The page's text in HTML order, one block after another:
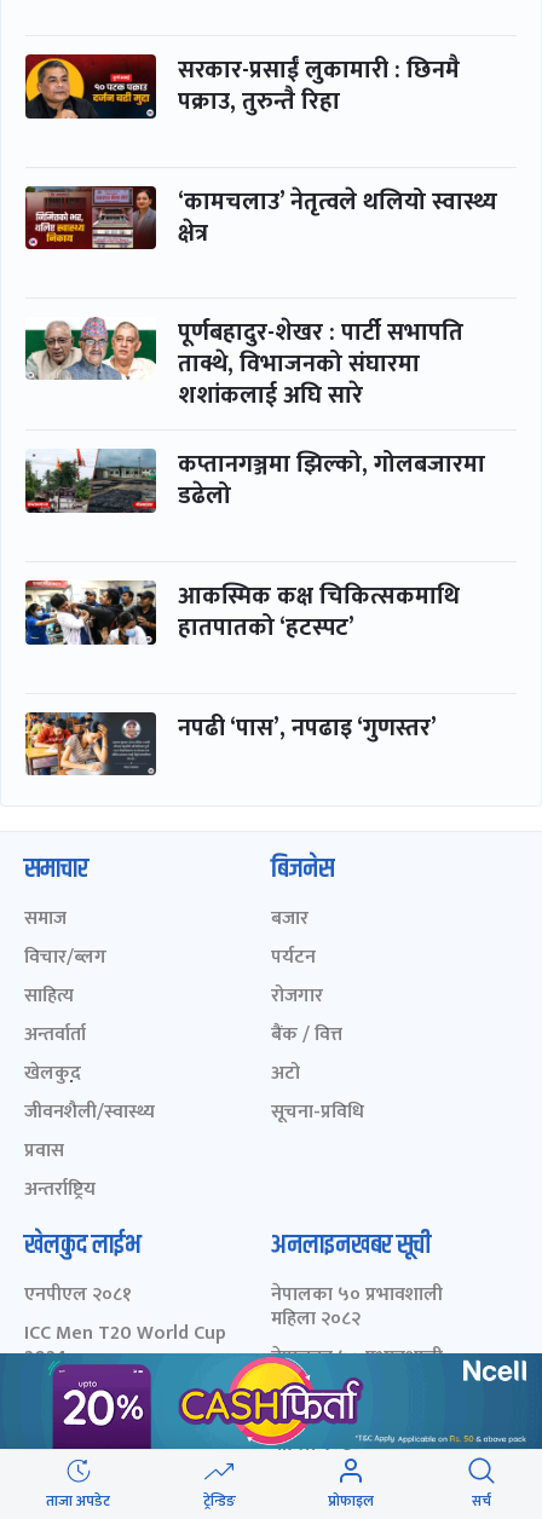
सरकार-प्रसाईं लुकामारी : छिनमै
पक्राउ, तुरुन्तै रिहा
‘कामचलाउ’ नेतृत्वले थलियो स्वास्थ्य
क्षेत्र
पूर्णबहादुर-शेखर : पार्टी सभापति
ताक्थे, विभाजनको संघारमा
शशांकलाई अघि सारे
कप्तानगञ्जमा झिल्को, गोलबजारमा
डढेलो
आकस्मिक कक्ष चिकित्सकमाथि
हातपातको ‘हटस्पट’
नपढी ‘पास’, नपढाइ ‘गुणस्तर’
ताजा अपडेट ट्रेन्डिङ प्रोफाइल सर्च
समाचार
समाज
विचार/ब्लग
साहित्य
अन्तर्वार्ता
खेलकुद़़
जीवनशैली/स्वास्थ्य
प्रवास
अन्तर्राष्ट्रिय
बिजनेस
बजार
पर्यटन
रोजगार
बैंक / वित्त
अटो
सूचना-प्रविधि
खेलकुद लाईभ
एनपीएल २०८१
ICC Men T20 World Cup
2024
IPL 2024
Aaha RARA Pokhara
gold cup
Nepal Super League -
अनलाइनखबर सूची
नेपालका ५० प्रभावशाली
महिला २०८२
नेपालका ५० प्रभावशाली
महिला २०८१
नेपालका ५० प्रभावशाली
महिला २०८०
चालीस मुनिका चालीस- २०८३
- छनोट मनोनयन फर्म